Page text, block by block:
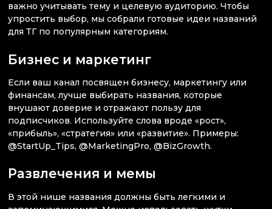
важно учитывать тему и целевую аудиторию. Чтобы
упростить выбор, мы собрали готовые идеи названий
для ТГ по популярным категориям.
Бизнес и маркетинг
Если ваш канал посвящен бизнесу, маркетингу или
финансам, лучше выбирать названия, которые
внушают доверие и отражают пользу для
подписчиков. Используйте слова вроде «рост»,
«прибыль», «стратегия» или «развитие». Примеры:
@StartUp_Tips, @MarketingPro, @BizGrowth.
Развлечения и мемы
В этой нише названия должны быть легкими и